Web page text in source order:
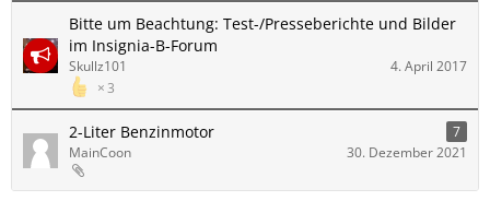
Bitte um Beachtung: Test-/Presseberichte und Bilder
im Insignia-B-Forum
3
Skullz101 4. April 2017
2-Liter Benzinmotor
7
MainCoon
30. Dezember 2021